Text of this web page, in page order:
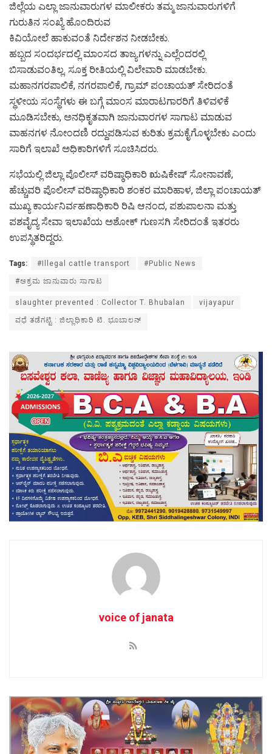
ಜಿಲ್ಲೆಯ ಎಲ್ಲಾ ಜಾನುವಾರುಗಳ ಮಾಲೀಕರು ತಮ್ಮ ಜಾನುವಾರುಗಳಿಗೆ
ಗುರುತಿನ ಸಂಖ್ಯೆ ಹೊಂದಿರುವ
ಕಿವಿಯೋಲೆ ಹಾಕುವಂತೆ ನಿರ್ದೇಶನ ನೀಡಬೇಕು.
ಹಬ್ಬದ ಸಂದರ್ಭದಲ್ಲಿ ಮಾಂಸದ ತಾಜ್ಯಗಳನ್ನು ಎಲ್ಲೆಂದರಲ್ಲಿ
ಬಿಸಾಡುವಂತಿಲ್ಲ. ಸೂಕ್ತ ರೀತಿಯಲ್ಲಿ ವಿಲೇವಾರಿ ಮಾಡಬೇಕು.
ಮಹಾನಗರಪಾಲಿಕೆ, ನಗರಪಾಲಿಕೆ, ಗ್ರಾಮ್ ಪಂಚಾಯತ್ ಸೇರಿದಂತೆ
ಸ್ಥಳೀಯ ಸಂಸ್ಥೆಗಳು ಈ ಬಗ್ಗೆ ಮಾಂಸ ಮಾರಾಟಗಾರರಿಗೆ ತಿಳಿವಳಿಕೆ
ಮೂಡಿಸಬೇಕು, ಅನಧಿಕೃತವಾಗಿ ಜಾನುವಾರಗಳ ಸಾಗಾಟ ಮಾಡುವ
ವಾಹನಗಳ ನೋಂದಣಿ ರದ್ದುಪಡಿಸುವ ಕುರಿತು ಕ್ರಮಕೈಗೊಳ್ಳಬೇಕು ಎಂದು
ಸಾರಿಗೆ ಇಲಾಖೆ ಅಧಿಕಾರಿಗಳಿಗೆ ಸೂಚಿಸಿದರು.
ಸಭೆಯಲ್ಲಿ ಜಿಲ್ಲಾ ಪೊಲೀಸ್ ವರಿಷ್ಠಾಧಿಕಾರಿ ಋಷಿಕೇಷ್ ಸೋನಾವಣೆ,
ಹೆಚ್ಚುವರಿ ಪೊಲೀಸ್ ವರಿಷ್ಠಾಧಿಕಾರಿ ಶಂಕರ ಮಾರಿಹಾಳ, ಜಿಲ್ಲಾ ಪಂಚಾಯತ್
ಮುಖ್ಯ ಕಾರ್ಯನಿರ್ವಹಣಾಧಿಕಾರಿ ರಿಷಿ ಆನಂದ, ಪಶುಪಾಲನಾ ಮತ್ತು
ಪಶವೈದ್ಯ ಸೇವಾ ಇಲಾಖೆಯ ಅಶೋಕ್ ಗುಣಸಗಿ ಸೇರಿದಂತೆ ಇತರರು
ಉಪಸ್ಥಿತರಿದ್ದರು.
Tags: #Illegal cattle transport #Public News
#ಅಕ್ರಮ ಜಾನುವಾರು ಸಾಗಾಟ
slaughter prevented : Collector T. Bhubalan vijayapur
ವಧೆ ತಡೆಗಟ್ಟಿ : ಜಿಲ್ಲಾಧಿಕಾರಿ ಟಿ. ಭೂಬಾಲನ್
voice of janata